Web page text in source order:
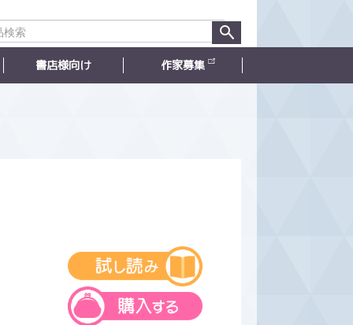
書店様向け 作家募集